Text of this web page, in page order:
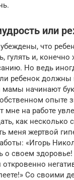
или
что
гулять и,
Но ведь
ребенок должны
начинают
опыте
мне на работе
как несколько
меня жертвой
«Игорь
о своем
Со своими